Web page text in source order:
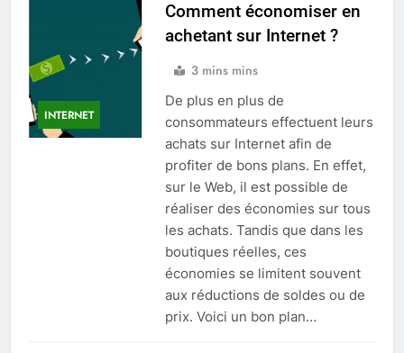
INTERNET
Comment économiser en
achetant sur Internet ?
3 mins mins
De plus en plus de
consommateurs effectuent leurs
achats sur Internet afin de
profiter de bons plans. En effet,
sur le Web, il est possible de
réaliser des économies sur tous
les achats. Tandis que dans les
boutiques réelles, ces
économies se limitent souvent
aux réductions de soldes ou de
prix. Voici un bon plan…